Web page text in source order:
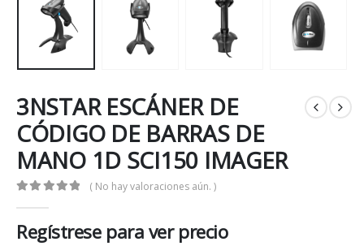
3NSTAR ESCÁNER DE
CÓDIGO DE BARRAS DE
MANO 1D SCI150 IMAGER
( No hay valoraciones aún. )
Regístrese para ver precio